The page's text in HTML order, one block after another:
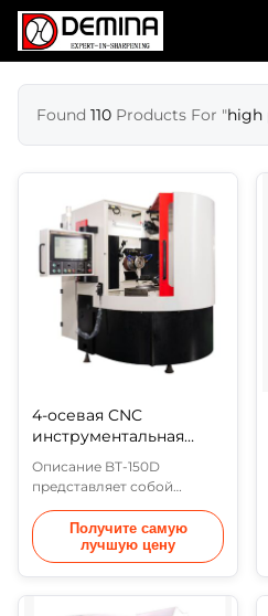
Found 110 Products For "high
4-осевая CNC
инструментальная
шлифовальная машина
для PCD вставки
Описание BT-150D
представляет собой
четырехосный CNC-молот,
состоящий из оси колеса
колеса (ось X), оси наклона
колеса (ось C), оси
вращения заготовки (ось B)
Получите самую
лучшую цену